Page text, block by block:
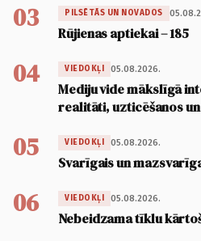
03 PILSĒTĀS UN NOVADOS
Rūjienas aptiekai – 185
04 VIEDOKĻI 05.08.2026.
Mediju vide mākslīgā
realitāti, uzticēšanos
05 VIEDOKĻI 05.08.2026.
Svarīgais un
06 VIEDOKĻI 05.08.2026.
Nebeidzama tīklu